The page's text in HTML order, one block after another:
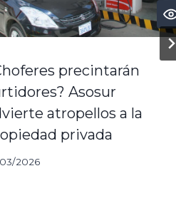
precintarán
Asosur
atropellos a la
privada
2026